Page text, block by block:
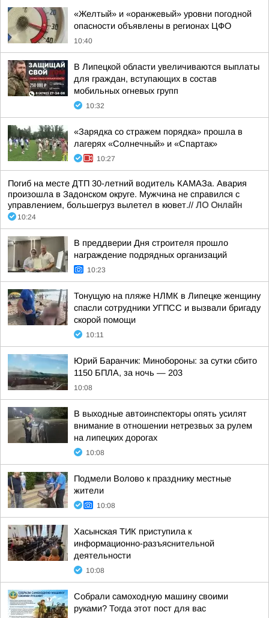
«Желтый» и «оранжевый» уровни погодной
опасности объявлены в регионах ЦФО
10:40
В Липецкой области увеличиваются выплаты
для граждан, вступающих в состав
мобильных огневых групп
10:32
«Зарядка со стражем порядка» прошла в
лагерях «Солнечный» и «Спартак»
10:27
Погиб на месте ДТП 30-летний водитель КАМАЗа. Авария
произошла в Задонском округе. Мужчина не справился с
управлением, большегруз вылетел в кювет.// ЛО Онлайн
10:24
В преддверии Дня строителя прошло
награждение подрядных организаций
10:23
Тонущую на пляже НЛМК в Липецке женщину
спасли сотрудники УГПСС и вызвали бригаду
скорой помощи
10:11
Юрий Баранчик: Минобороны: за сутки сбито
1150 БПЛА, за ночь — 203
10:08
В выходные автоинспекторы опять усилят
внимание в отношении нетрезвых за рулем
на липецких дорогах
10:08
Подмели Волово к празднику местные
жители
10:08
Хасынская ТИК приступила к
информационно-разъяснительной
деятельности
10:08
Собрали самоходную машину своими
руками? Тогда этот пост для вас